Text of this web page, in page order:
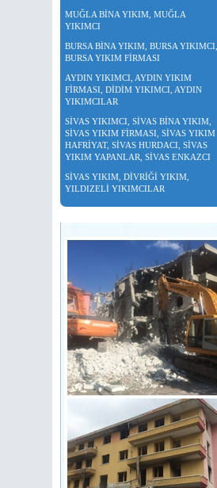
MUĞLA BİNA YIKIM, MUĞLA
YIKIMCI
BURSA BİNA YIKIM, BURSA YIKIMCI,
BURSA YIKIM FİRMASI
AYDIN YIKIMCI, AYDIN YIKIM
FİRMASI, DİDİM YIKIMCI, AYDIN
YIKIMCILAR
SİVAS YIKIMCI, SİVAS BİNA YIKIM,
SİVAS YIKIM FİRMASI, SİVAS YIKIM
HAFRİYAT, SİVAS HURDACI, SİVAS
YIKIM YAPANLAR, SİVAS ENKAZCI
SİVAS YIKIM, DİVRİĞİ YIKIM,
YILDIZELİ YIKIMCILAR